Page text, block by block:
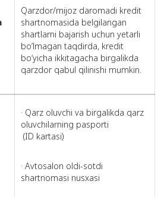
Qarzdor/mijoz daromadi kredit
shartnomasida belgilangan
shartlarni bajarish uchun yetarli
bo‘lmagan taqdirda, kredit
bo‘yicha ikkitagacha birgalikda
qarzdor qabul qilinishi mumkin.
· Qarz oluvchi va birgalikda qarz
oluvchilarning pasporti
(ID kartasi)
· Avtosalon oldi-sotdi
shartnomasi nusxasi